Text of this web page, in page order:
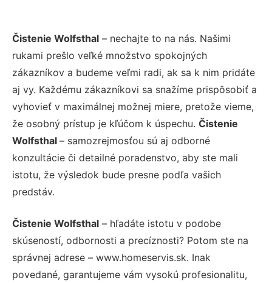
Čistenie Wolfsthal – nechajte to na nás. Našimi
rukami prešlo veľké množstvo spokojných
zákazníkov a budeme veľmi radi, ak sa k nim pridáte
aj vy. Každému zákazníkovi sa snažíme prispôsobiť a
vyhovieť v maximálnej možnej miere, pretože vieme,
že osobný prístup je kľúčom k úspechu. Čistenie
Wolfsthal – samozrejmosťou sú aj odborné
konzultácie či detailné poradenstvo, aby ste mali
istotu, že výsledok bude presne podľa vašich
predstáv.
Čistenie Wolfsthal – hľadáte istotu v podobe
skúseností, odbornosti a precíznosti? Potom ste na
správnej adrese – www.homeservis.sk. Inak
povedané, garantujeme vám vysokú profesionalitu,